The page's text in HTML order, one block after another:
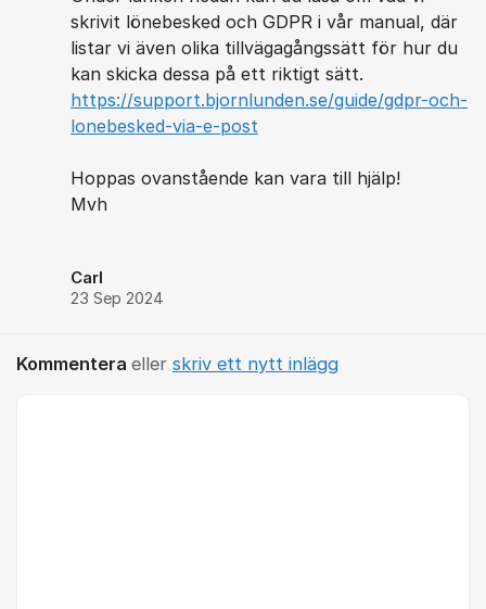
skrivit lönebesked och GDPR i vår manual, där
listar vi även olika tillvägagångssätt för hur du
kan skicka dessa på ett riktigt sätt.
https://support.bjornlunden.se/guide/gdpr-och-
lonebesked-via-e-post
Hoppas ovanstående kan vara till hjälp!
Mvh
Carl
23 Sep 2024
Kommentera eller skriv ett nytt inlägg